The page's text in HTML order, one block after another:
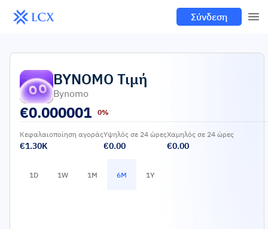
Σύνδεση
BYNOMO Τιμή
Bynomo
€0.000001 0%
Κεφαλαιοποίηση αγοράς
€1.30K
Υψηλός σε 24 ώρες
€0.00
Χαμηλός σε 24 ώρες
€0.00
1D 1W 1M 6M 1Y